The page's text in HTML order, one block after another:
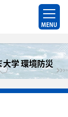
MENU
学 環境防災